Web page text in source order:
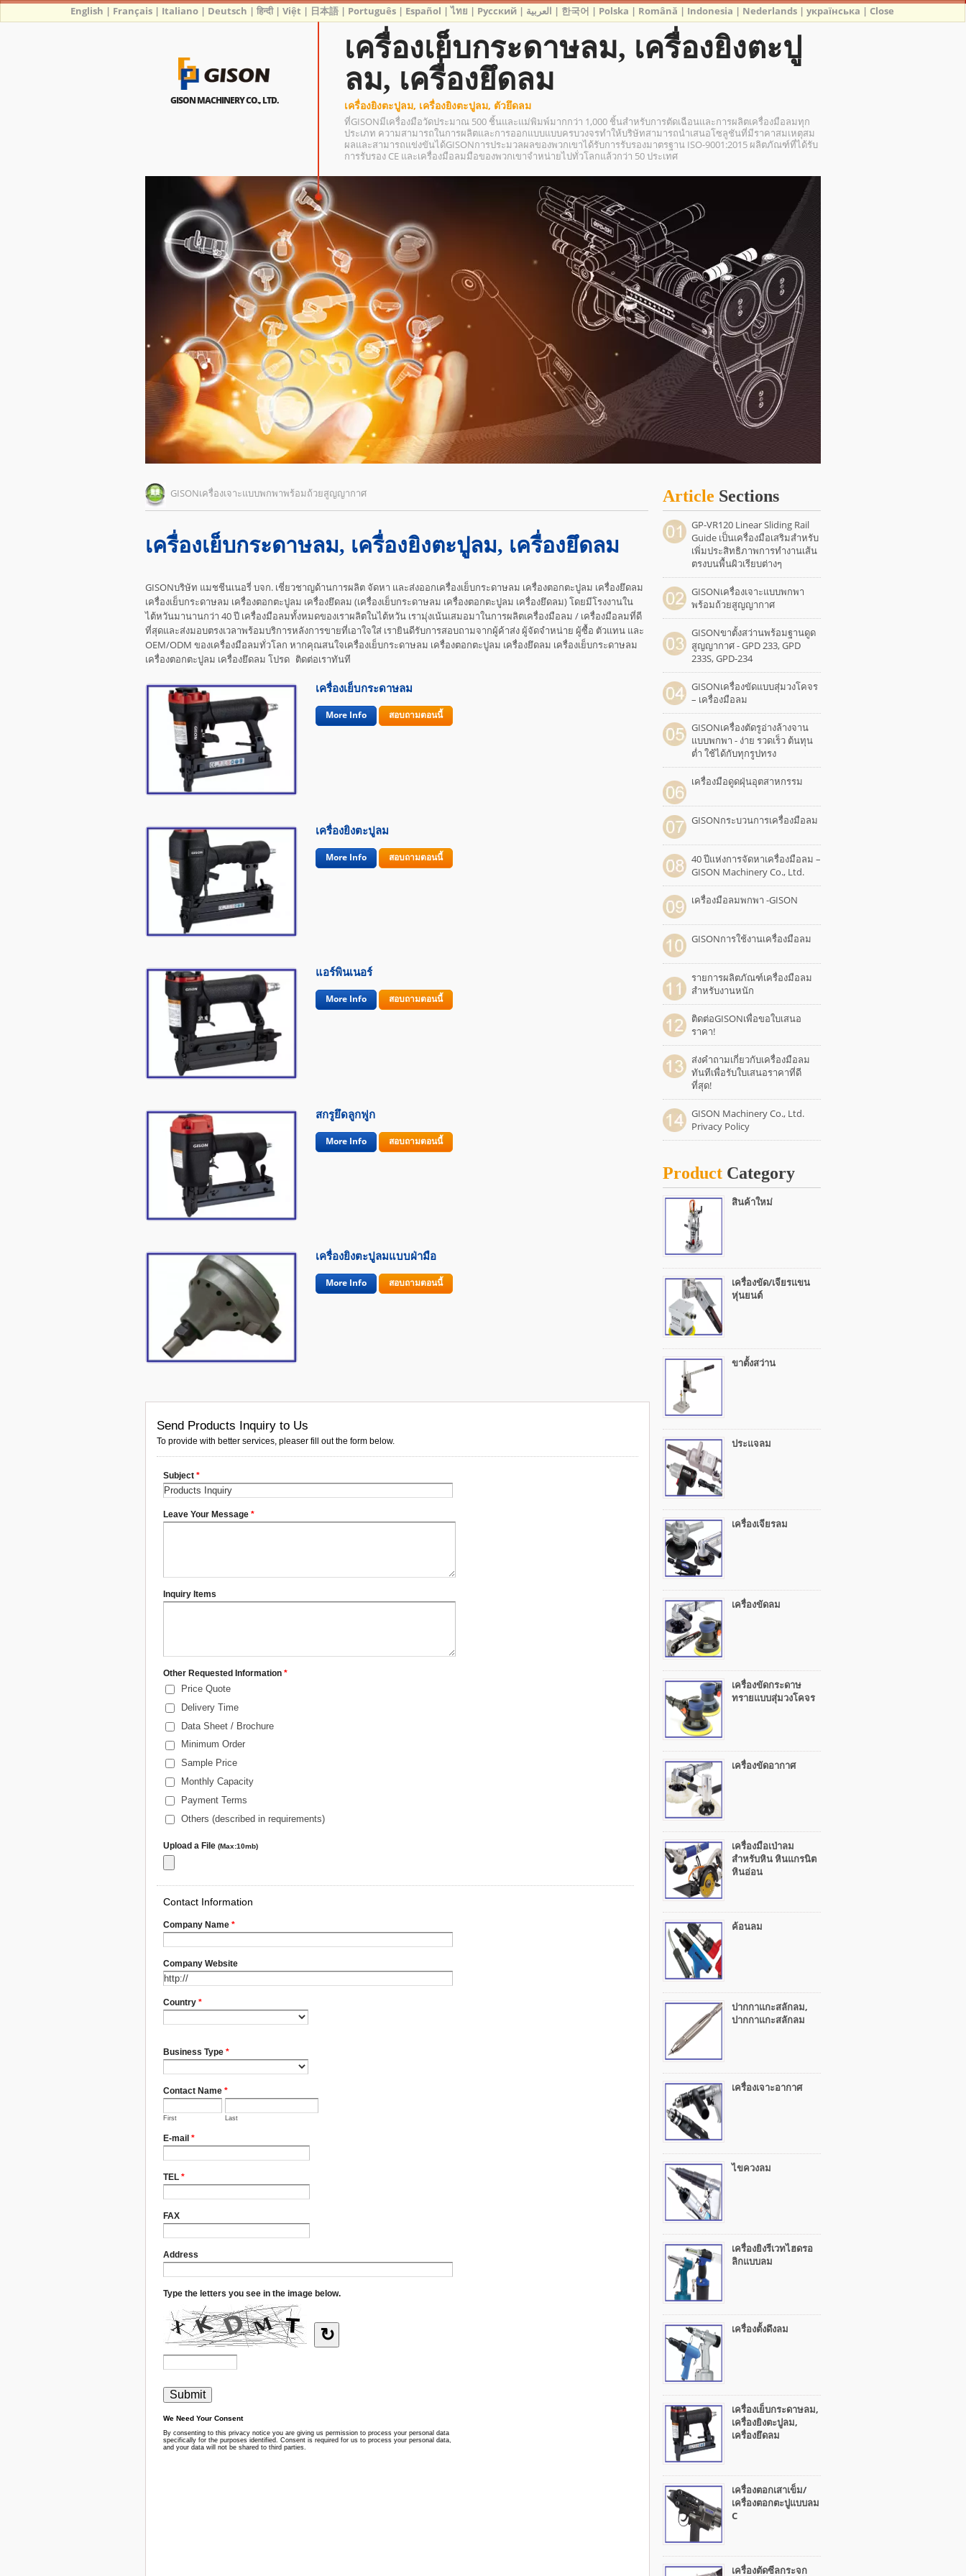
GISON MACHINERY CO., LTD.
เครื่องเย็บกระดาษลม, เครื่องยิงตะปู
ลม, เครื่องยึดลม
เครื่องยิงตะปูลม, เครื่องยิงตะปูลม, ตัวยึดลม
ที่GISONมีเครื่องมือวัดประมาณ 500 ชิ้นและแม่พิมพ์มากกว่า 1,000 ชิ้นสำหรับการตัดเฉือนและการผลิตเครื่องมือลมทุก
ประเภท ความสามารถในการผลิตและการออกแบบแบบครบวงจรทำให้บริษัทสามารถนำเสนอโซลูชันที่มีราคาสมเหตุสม
ผลและสามารถแข่งขันได้GISONการประมวลผลของพวกเขาได้รับการรับรองมาตรฐาน ISO-9001:2015 ผลิตภัณฑ์ที่ได้รับ
การรับรอง CE และเครื่องมือลมมือของพวกเขาจำหน่ายไปทั่วโลกแล้วกว่า 50 ประเทศ
GISONเครื่องเจาะแบบพกพาพร้อมถ้วยสูญญากาศ
เครื่องเย็บกระดาษลม, เครื่องยิงตะปูลม, เครื่องยึดลม
GISONบริษัท แมชชีนเนอรี่ บจก. เชี่ยวชาญด้านการผลิต จัดหา และส่งออกเครื่องเย็บกระดาษลม เครื่องตอกตะปูลม เครื่องยึดลม
เครื่องเย็บกระดาษลม เครื่องตอกตะปูลม เครื่องยึดลม (เครื่องเย็บกระดาษลม เครื่องตอกตะปูลม เครื่องยึดลม) โดยมีโรงงานใน
ไต้หวันมานานกว่า 40 ปี เครื่องมือลมทั้งหมดของเราผลิตในไต้หวัน เรามุ่งเน้นเสมอมาในการผลิตเครื่องมือลม / เครื่องมือลมที่ดี
ที่สุดและส่งมอบตรงเวลาพร้อมบริการหลังการขายที่เอาใจใส่ เรายินดีรับการสอบถามจากผู้ค้าส่ง ผู้จัดจำหน่าย ผู้ซื้อ ตัวแทน และ
OEM/ODM ของเครื่องมือลมทั่วโลก หากคุณสนใจเครื่องเย็บกระดาษลม เครื่องตอกตะปูลม เครื่องยึดลม เครื่องเย็บกระดาษลม
เครื่องตอกตะปูลม เครื่องยึดลม โปรด ติดต่อเราทันที
เครื่องเย็บกระดาษลม
More Info สอบถามตอนนี้
เครื่องยิงตะปูลม
More Info สอบถามตอนนี้
แอร์พินเนอร์
More Info สอบถามตอนนี้
สกรูยึดลูกฟูก
More Info สอบถามตอนนี้
เครื่องยิงตะปูลมแบบฝ่ามือ
More Info สอบถามตอนนี้
Article Sections
GP-VR120 Linear Sliding Rail
Guide เป็นเครื่องมือเสริมสำหรับ
เพิ่มประสิทธิภาพการทำงานเส้น
ตรงบนพื้นผิวเรียบต่างๆ
GISONเครื่องเจาะแบบพกพา
พร้อมถ้วยสูญญากาศ
GISONขาตั้งสว่านพร้อมฐานดูด
สูญญากาศ - GPD 233, GPD
233S, GPD-234
GISONเครื่องขัดแบบสุ่มวงโคจร
– เครื่องมือลม
GISONเครื่องตัดรูอ่างล้างจาน
แบบพกพา - ง่าย รวดเร็ว ต้นทุน
ต่ำ ใช้ได้กับทุกรูปทรง
เครื่องมือดูดฝุ่นอุตสาหกรรม
GISONกระบวนการเครื่องมือลม
40 ปีแห่งการจัดหาเครื่องมือลม –
GISON Machinery Co., Ltd.
เครื่องมือลมพกพา -GISON
GISONการใช้งานเครื่องมือลม
รายการผลิตภัณฑ์เครื่องมือลม
สำหรับงานหนัก
ติดต่อGISONเพื่อขอใบเสนอ
ราคา!
ส่งคำถามเกี่ยวกับเครื่องมือลม
ทันทีเพื่อรับใบเสนอราคาที่ดี
ที่สุด!
GISON Machinery Co., Ltd.
Privacy Policy
Product Category
สินค้าใหม่
เครื่องขัด/เจียรแขน
หุ่นยนต์
ขาตั้งสว่าน
ประแจลม
เครื่องเจียรลม
เครื่องขัดลม
เครื่องขัดกระดาษ
ทรายแบบสุ่มวงโคจร
เครื่องขัดอากาศ
เครื่องมือเป่าลม
สำหรับหิน หินแกรนิต
หินอ่อน
ค้อนลม
ปากกาแกะสลักลม,
ปากกาแกะสลักลม
เครื่องเจาะอากาศ
ไขควงลม
เครื่องยิงรีเวทไฮดรอ
ลิกแบบลม
เครื่องตั้งดึงลม
เครื่องเย็บกระดาษลม,
เครื่องยิงตะปูลม,
เครื่องยึดลม
เครื่องตอกเสาเข็ม/
เครื่องตอกตะปูแบบลม
C
เครื่องตัดซีลกระจก
English | Français | Italiano | Deutsch |हिन्दी|Việt | 日本語 | Português | Español |ไทย | Русский | العربية | 한국어 | Polska | Română | Indonesia | Nederlands |українська | Close